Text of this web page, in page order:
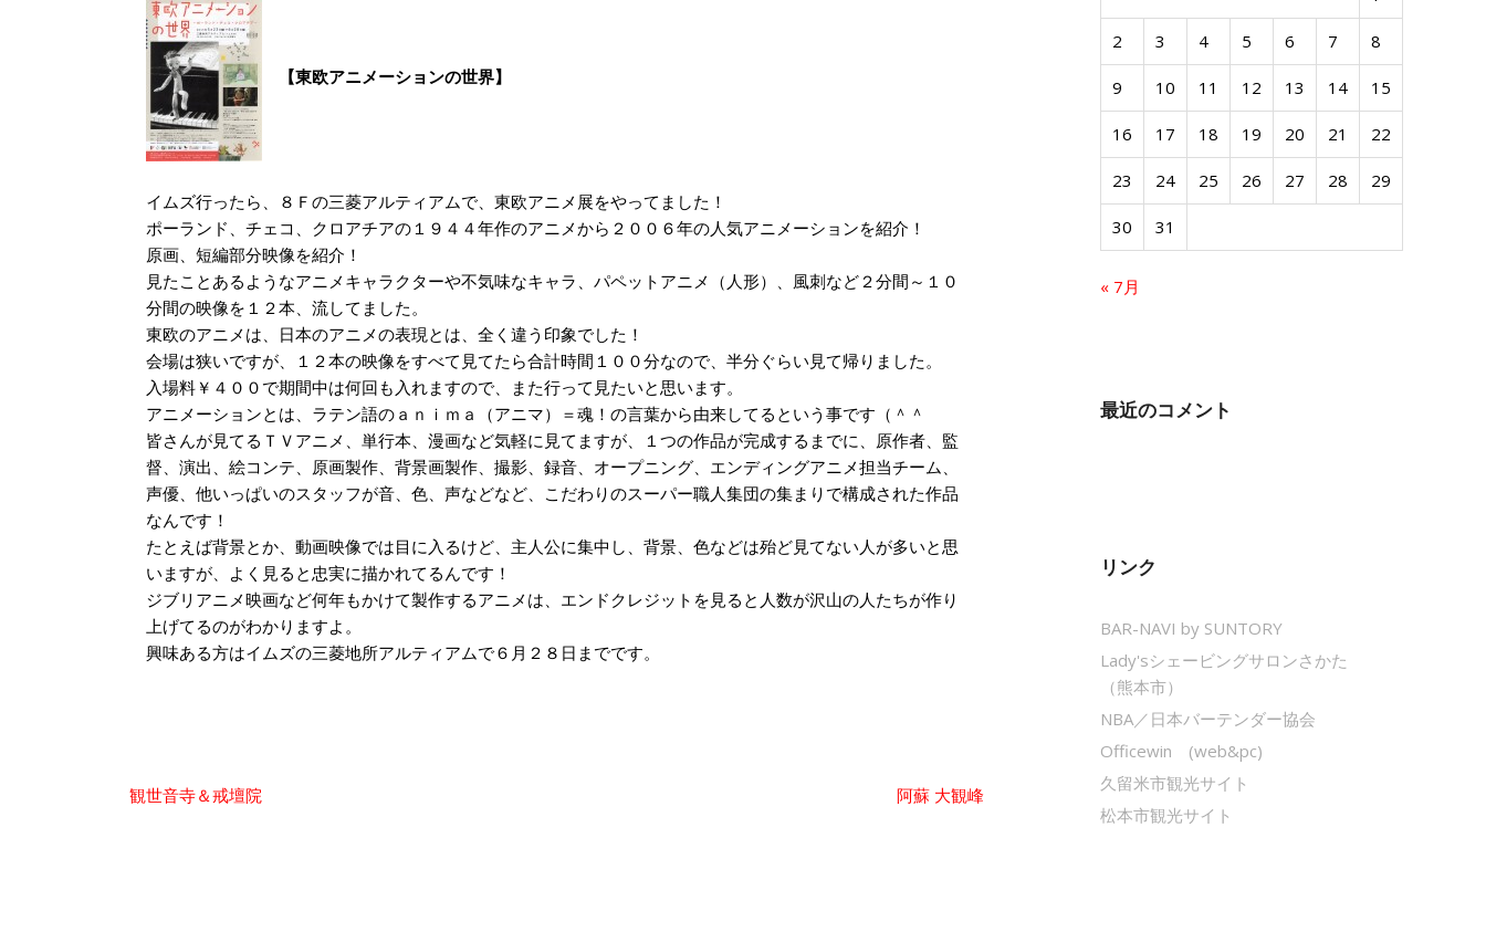
【東欧アニメーションの世界】
イムズ行ったら、８Ｆの三菱アルティアムで、東欧アニメ展をやってました！
ポーランド、チェコ、クロアチアの１９４４年作のアニメから２００６年の人気アニメーションを紹介！
原画、短編部分映像を紹介！
見たことあるようなアニメキャラクターや不気味なキャラ、パペットアニメ（人形）、風刺など２分間～１０
分間の映像を１２本、流してました。
東欧のアニメは、日本のアニメの表現とは、全く違う印象でした！
会場は狭いですが、１２本の映像をすべて見てたら合計時間１００分なので、半分ぐらい見て帰りました。
入場料￥４００で期間中は何回も入れますので、また行って見たいと思います。
アニメーションとは、ラテン語のａｎｉｍａ（アニマ）＝魂！の言葉から由来してるという事です（＾＾ゞ
皆さんが見てるＴＶアニメ、単行本、漫画など気軽に見てますが、１つの作品が完成するまでに、原作者、監
督、演出、絵コンテ、原画製作、背景画製作、撮影、録音、オープニング、エンディングアニメ担当チーム、
声優、他いっぱいのスタッフが音、色、声などなど、こだわりのスーパー職人集団の集まりで構成された作品
なんです！
たとえば背景とか、動画映像では目に入るけど、主人公に集中し、背景、色などは殆ど見てない人が多いと思
いますが、よく見ると忠実に描かれてるんです！
ジブリアニメ映画など何年もかけて製作するアニメは、エンドクレジットを見ると人数が沢山の人たちが作り
上げてるのがわかりますよ。
興味ある方はイムズの三菱地所アルティアムで６月２８日までです。
投
観世音寺＆戒壇院 阿蘇 大観峰
2 3 4 5 6 7 8
9 10 11 12 13 14 15
16 17 18 19 20 21 22
23 24 25 26 27 28 29
30 31
« 7月
最近のコメント
リンク
BAR-NAVI by SUNTORY
Lady'sシェービングサロンさかた
（熊本市）
NBA／日本バーテンダー協会
Officewin (web&pc)
久留米市観光サイト
松本市観光サイト